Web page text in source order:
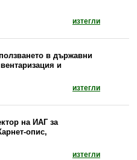
изтегли
в държавни
и
изтегли
на ИАГ за
опис,
изтегли